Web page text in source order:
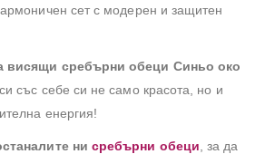
сет с модерен и защитен
висящи сребърни обеци Синьо око
със себе си не само красота, но и
енергия!
ни сребърни обеци , за да